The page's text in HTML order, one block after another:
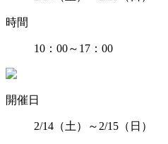
時間
10：00～17：00
開催日
2/14（土）～2/15（日）